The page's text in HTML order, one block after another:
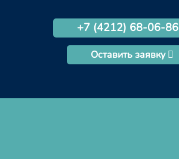
+7 (4212) 68-06-86
Оставить заявку